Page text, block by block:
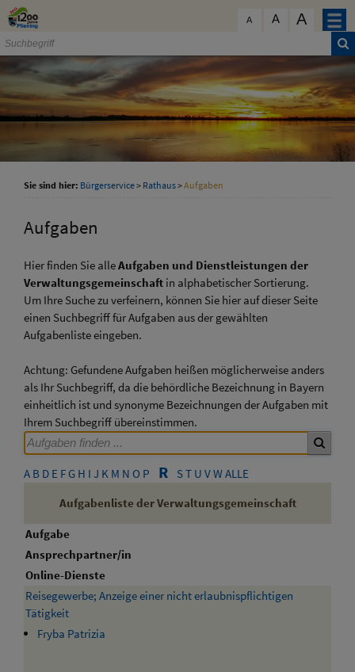
Zum Inhalt
A A A
Sie sind hier: Bürgerservice> Rathaus>Aufgaben
Aufgaben
Hier finden Sie alleAufgaben und Dienstleistungen der
Verwaltungsgemeinschaft in alphabetischer Sortierung.
Um Ihre Suche zu verfeinern, können Sie hier auf dieser Seite
einen Suchbegriff für Aufgaben aus der gewählten
Aufgabenliste eingeben.
Achtung: Gefundene Aufgaben heißen möglicherweise anders
als Ihr Suchbegriff, da die behördliche Bezeichnung in Bayern
einheitlich ist und synonyme Bezeichnungen der Aufgaben mit
Ihrem Suchbegriff übereinstimmen.
A B D E FG H I J K M N O P R ST U VWALLE
Aufgabenliste der Verwaltungsgemeinschaft
Aufgabe
Ansprechpartner/in
Online-Dienste
Reisegewerbe; Anzeige einer nicht erlaubnispflichtigen
Tätigkeit
Fryba Patrizia
schließen